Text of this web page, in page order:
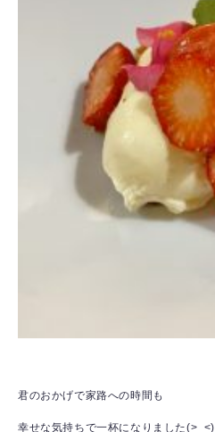
君のおかげで家路への時間も
幸せな気持ちで一杯になりました(>_<)